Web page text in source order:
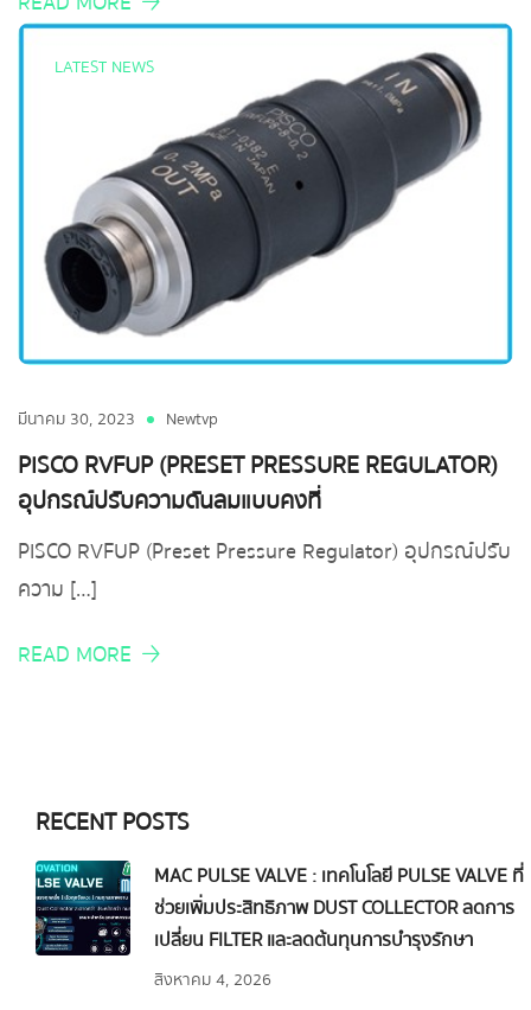
LATEST NEWS
มีนาคม 30, 2023 Newtvp
PISCO RVFUP (PRESET PRESSURE REGULATOR)
อุปกรณ์ปรับความดันลมแบบคงที่
PISCO RVFUP (Preset Pressure Regulator) อุปกรณ์ปรับ
ความ […]
READ MORE
RECENT POSTS
MAC PULSE VALVE : เทคโนโลยี PULSE VALVE ที่
ช่วยเพิ่มประสิทธิภาพ DUST COLLECTOR ลดการ
เปลี่ยน FILTER และลดต้นทุนการบำรุงรักษา
สิงหาคม 4, 2026